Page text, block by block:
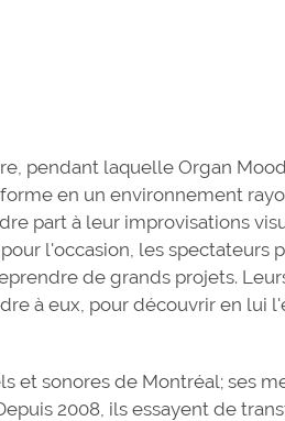
pendant laquelle Organ
en un environnement
part à leur improvisations
l'occasion, les spectateurs
de grands projets.
à eux, pour découvrir en lui
et sonores de Montréal; ses
2008, ils essayent de